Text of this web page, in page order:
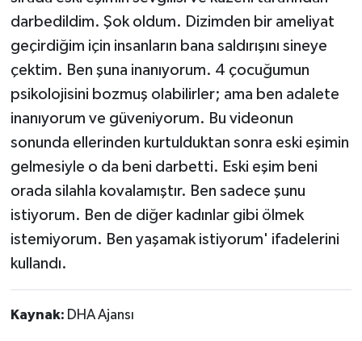
darbedildim. Şok oldum. Dizimden bir ameliyat
geçirdiğim için insanların bana saldırışını sineye
çektim. Ben şuna inanıyorum. 4 çocuğumun
psikolojisini bozmuş olabilirler; ama ben adalete
inanıyorum ve güveniyorum. Bu videonun
sonunda ellerinden kurtulduktan sonra eski eşimin
gelmesiyle o da beni darbetti. Eski eşim beni
orada silahla kovalamıştır. Ben sadece şunu
istiyorum. Ben de diğer kadınlar gibi ölmek
istemiyorum. Ben yaşamak istiyorum' ifadelerini
kullandı.
Kaynak: DHA Ajansı